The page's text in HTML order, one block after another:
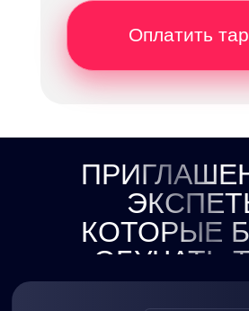
Оплатить
КОТОРЫЕ
ОБУЧАТЬ